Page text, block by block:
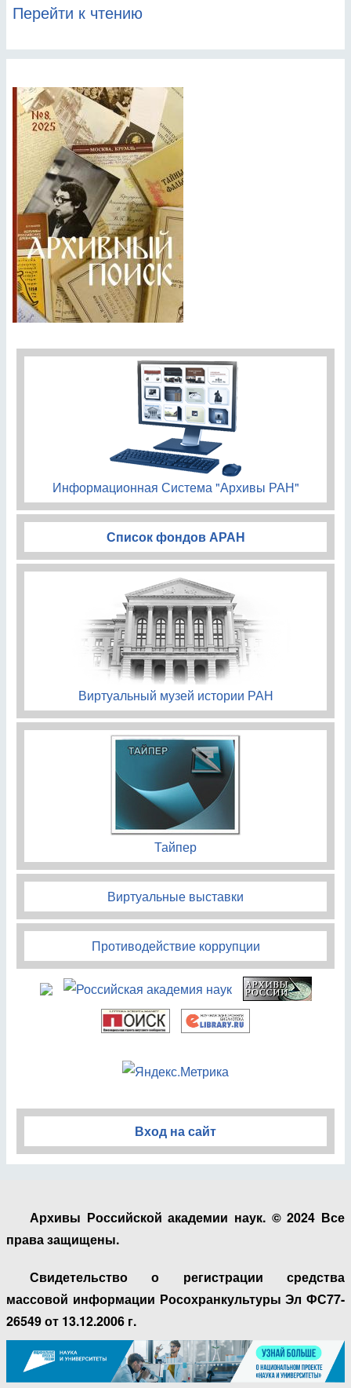
Перейти к чтению
Информационная Система "Архивы РАН"
Список фондов АРАН
Виртуальный музей истории РАН
Тайпер
Виртуальные выставки
Противодействие коррупции
Вход на сайт
Архивы Российской академии наук. © 2024 Все
права защищены.
Свидетельство о регистрации средства
массовой информации Росохранкультуры Эл ФС77-
26549 от 13.12.2006 г.